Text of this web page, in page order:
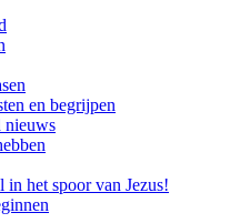
en begrijpen
nieuws
het spoor van Jezus!